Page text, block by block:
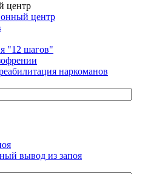
центр
центр
"12 шагов"
наркоманов
вывод из запоя